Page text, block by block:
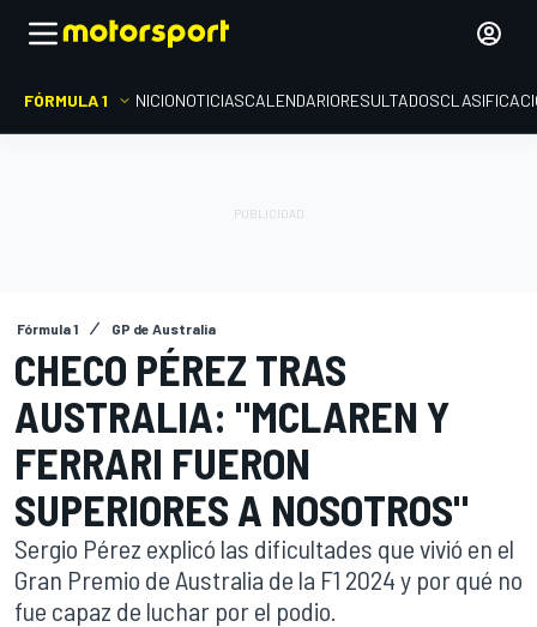
FÓRMULA 1 INICIONOTICIASCALENDARIORESULTADOS
Fórmula 1 GP de Australia
CHECO PÉREZ TRAS
AUSTRALIA: "MCLAREN Y
FERRARI FUERON
SUPERIORES A NOSOTROS"
Sergio Pérez explicó las dificultades que vivió en el
Gran Premio de Australia de la F1 2024 y por qué no
fue capaz de luchar por el podio.